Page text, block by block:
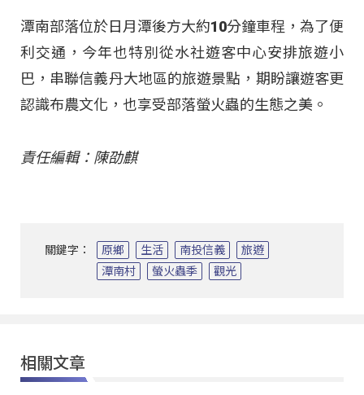
潭南部落位於日月潭後方大約10分鐘車程，為了便
利交通，今年也特別從水社遊客中心安排旅遊小
巴，串聯信義丹大地區的旅遊景點，期盼讓遊客更
認識布農文化，也享受部落螢火蟲的生態之美。
責任編輯：陳劭麒
關鍵字： 原鄉 生活 南投信義
旅遊
潭南村
螢火蟲季 觀光
相關文章